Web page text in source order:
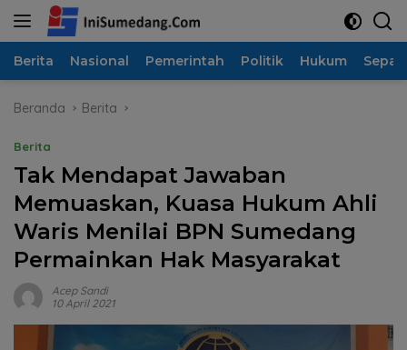
Langsung
Berita Nasional Pemerintah Politik Hukum
Beranda Berita
Berita
Tak Mendapat Jawaban
Memuaskan, Kuasa Hukum Ahli
Waris Menilai BPN Sumedang
Permainkan Hak Masyarakat
Acep Sandi
10 April 2021